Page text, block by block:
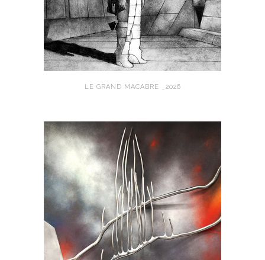
LE GRAND MACABRE _2026